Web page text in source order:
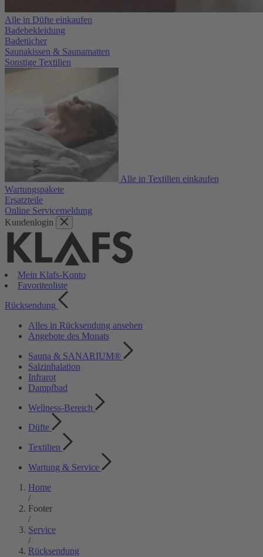
Alle in Düfte einkaufen
Badebekleidung
Badetücher
Saunakissen & Saunamatten
Sonstige Textilien
Alle in Textilien einkaufen
Wartungspakete
Ersatzteile
Online Servicemeldung
Kundenlogin
Mein Klafs-Konto
Favoritenliste
Rücksendung
Alles in Rücksendung ansehen
Angebote des Monats
Sauna & SANARIUM®
Salzinhalation
Infrarot
Dampfbad
Wellness-Bereich
Düfte
Textilien
Wartung & Service
Home
/
Footer
/
Service
/
Rücksendung